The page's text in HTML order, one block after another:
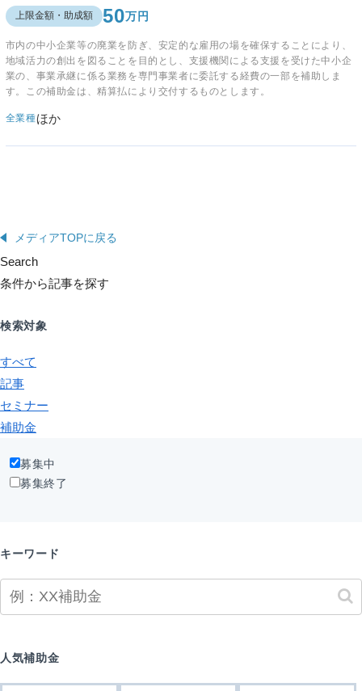
上限金額・助成額 50万円
市内の中小企業等の廃業を防ぎ、安定的な雇用の場を確保することにより、
地域活力の創出を図ることを目的とし、支援機関による支援を受けた中小企
業の、事業承継に係る業務を専門事業者に委託する経費の一部を補助しま
す。この補助金は、精算払により交付するものとします。
全業種ほか
メディアTOPに戻る
Search
条件から記事を探す
検索対象
すべて
記事
セミナー
補助金
募集中
募集終了
キーワード
人気補助金